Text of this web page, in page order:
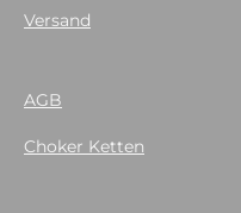
Versand
AGB
Choker Ketten